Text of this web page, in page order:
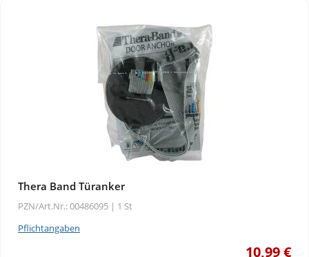
Thera Band Türanker
PZN/Art.Nr.: 00486095 | 1 St
Pflichtangaben
10,99 €